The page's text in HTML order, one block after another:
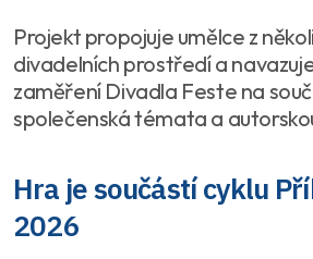
Projekt propojuje umělce z
divadelních prostředí a
zaměření Divadla Feste na
společenská témata a
Hra je součástí cyklu
2026